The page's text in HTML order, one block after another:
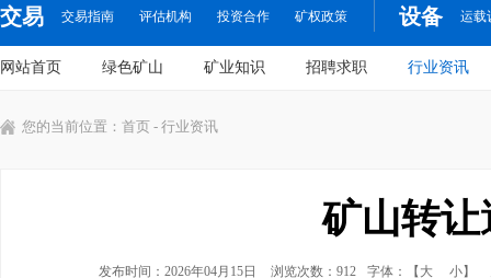
交易
交易指南
评估机构 投资合作 矿权政策
设备
运载
网站首页 绿色矿山 矿业知识 招聘求职 行业资讯
您的当前位置： 首页 - 行业资讯
矿山转
发布时间：2026年04月15日 浏览次数：912 字体：【 大 小】